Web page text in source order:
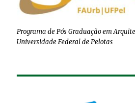
Programa de Pós Graduação em
Universidade Federal de Pelotas